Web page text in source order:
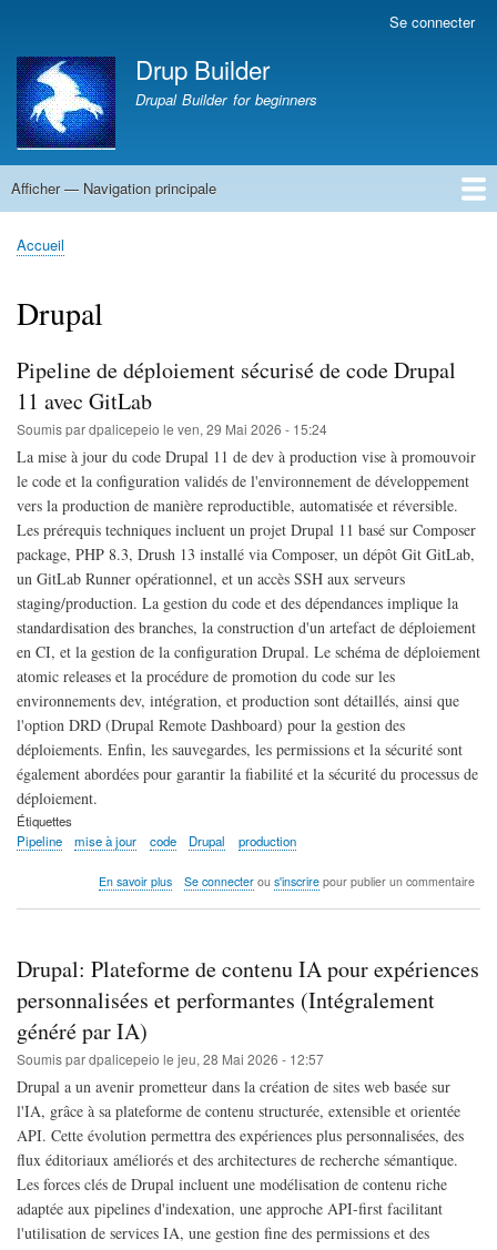
contenu
principal
du
compte
de
l'utilisateur
Se connecter
Drup Builder
Drupal Builder for beginners
Navigation
Afficher — Navigation principale
Accueil
CV PAMBRUN Jean-Marc
La une du monde : Sciences
La une du monde
Abbaye de Solesmes
Fil
Accueil
Drupal
Pipeline de déploiement sécurisé de code Drupal
11 avec GitLab
Soumis pardpalicepeio le ven, 29 Mai 2026 - 15:24
La mise à jour du code Drupal 11 de dev à production vise à promouvoir
le code et la configuration validés de l'environnement de développement
vers la production de manière reproductible, automatisée et réversible.
Les prérequis techniques incluent un projet Drupal 11 basé sur Composer
package, PHP 8.3, Drush 13 installé via Composer, un dépôt Git GitLab,
un GitLab Runner opérationnel, et un accès SSH aux serveurs
staging/production. La gestion du code et des dépendances implique la
standardisation des branches, la construction d'un artefact de déploiement
en CI, et la gestion de la configuration Drupal. Le schéma de déploiement
atomic releases et la procédure de promotion du code sur les
environnements dev, intégration, et production sont détaillés, ainsi que
l'option DRD (Drupal Remote Dashboard) pour la gestion des
déploiements. Enfin, les sauvegardes, les permissions et la sécurité sont
également abordées pour garantir la fiabilité et la sécurité du processus de
déploiement.
Étiquettes
Pipeline
mise à jour code Drupal production
En savoir plussur
de
Drupal
GitLab
Se connecterou s'inscrirepour publier un commentaire
Drupal: Plateforme de contenu IA pour expériences
personnalisées et performantes (Intégralement
généré par IA)
Soumis pardpalicepeio le jeu, 28 Mai 2026 - 12:57
Drupal a un avenir prometteur dans la création de sites web basée sur
l'IA, grâce à sa plateforme de contenu structurée, extensible et orientée
API. Cette évolution permettra des expériences plus personnalisées, des
flux éditoriaux améliorés et des architectures de recherche sémantique.
Les forces clés de Drupal incluent une modélisation de contenu riche
adaptée aux pipelines d'indexation, une approche API-first facilitant
l'utilisation de services IA, une gestion fine des permissions et des